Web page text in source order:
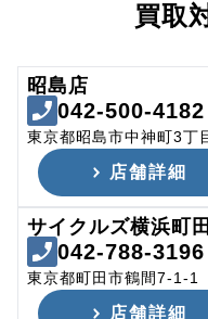
買取
昭島店
042-500-4182
東京都昭島市中神町3丁
店舗詳細
サイクルズ横浜町
042-788-3196
東京都町田市鶴間7-1-1
店舗詳細